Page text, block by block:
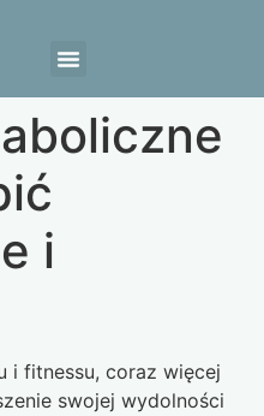
i
i fitnessu, coraz więcej
swojej wydolności